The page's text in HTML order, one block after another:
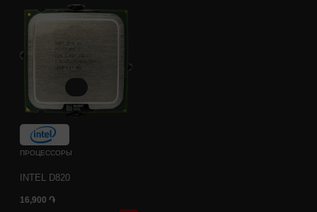
ПРОЦЕССОРЫ
INTEL D820
16,900 ֏